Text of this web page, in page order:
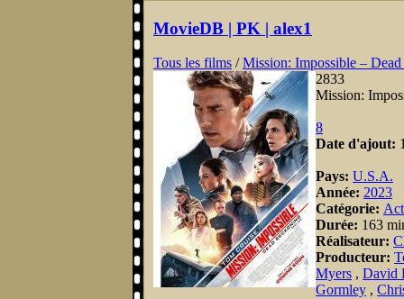
MovieDB | PK | alex1
Tous les films /Mission: Impossible –
2833
Mission:
8
Date d'ajout:
Pays: U.S.A.
Année: 2023
Catégorie:
Durée: 163
Réalisateur:
Producteur:
Myers , David
Gormley ,